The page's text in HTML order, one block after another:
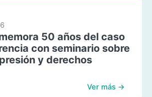
50 años del caso
con seminario sobre
y derechos
Ver más →